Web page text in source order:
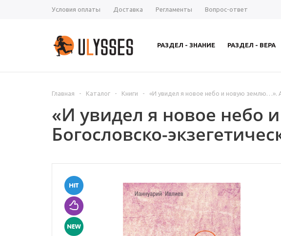
Условия оплаты Доставка Регламенты Вопрос-ответ
РАЗДЕЛ - ЗНАНИЕ РАЗДЕЛ - ВЕРА
Главная - Каталог - Книги - «И увидел я новое небо и новую землю…».
«И увидел я новое небо
Богословско-